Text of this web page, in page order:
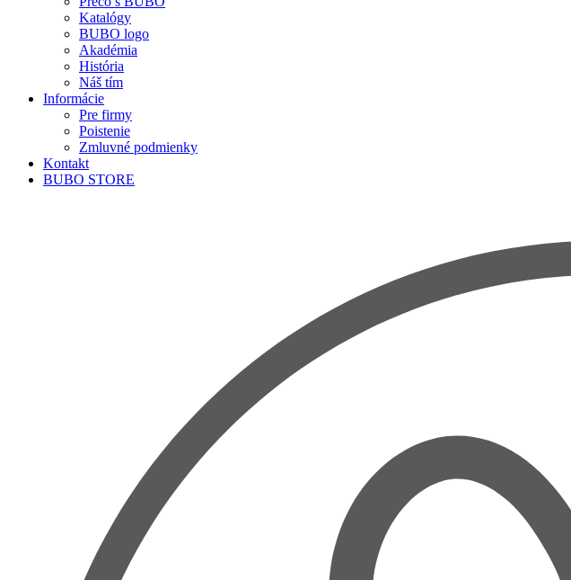
Katalógy
BUBO logo
Akadémia
História
Náš tím
Informácie
Pre firmy
Poistenie
Zmluvné podmienky
Kontakt
BUBO STORE